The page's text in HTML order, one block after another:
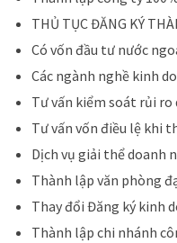
THỦ TỤC ĐĂNG KÝ
Có vốn đầu tư nước
Các ngành nghề kinh
Tư vấn kiểm soát rủi ro
Tư vấn vốn điều lệ khi
Dịch vụ giải thể doanh
Thành lập văn phòng
Thay đổi Đăng ký kinh
Thành lập chi nhánh